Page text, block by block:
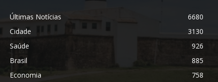
Últimas Notícias
6680
Cidade
3130
Saúde
926
Brasil
885
Economia
758